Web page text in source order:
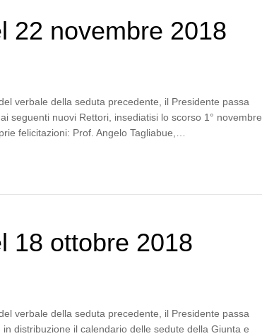
22 novembre 2018
verbale della seduta precedente, il Presidente passa
seguenti nuovi Rettori, insediatisi lo scorso 1° novembre,
felicitazioni: Prof. Angelo Tagliabue,…
18 ottobre 2018
verbale della seduta precedente, il Presidente passa
distribuzione il calendario delle sedute della Giunta e